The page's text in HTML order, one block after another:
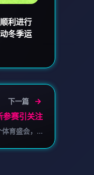
利进行
冬季运
下一篇
参赛引关注
育盛会，...